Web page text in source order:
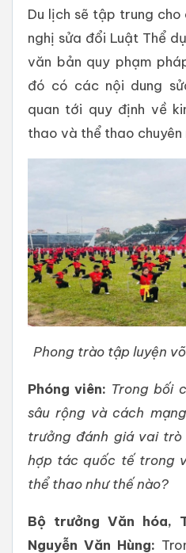
Du lịch sẽ tập trung
nghị sửa đổi Luật Thể
văn bản quy phạm
đó có các nội dung
quan tới quy định về
thao và thể thao chuyên
Phong trào tập luyện
Phóng viên: Trong bối
sâu rộng và cách
trưởng đánh giá vai
hợp tác quốc tế trong
thể thao như thế nào?
Bộ trưởng Văn hóa,
Nguyễn Văn Hùng: